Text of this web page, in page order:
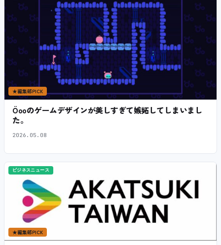
★編集部PICK
Öooのゲームデザインが美しすぎて嫉妬してしまいまし
た。
2026.05.08
ビジネスニュース
★編集部PICK